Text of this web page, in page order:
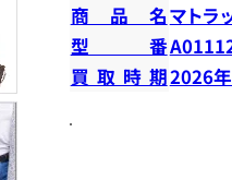
商品名マトラ
型番
買取時期2026